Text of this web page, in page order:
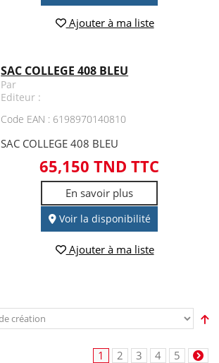
Ajouter à ma liste
SAC COLLEGE 408 BLEU
Par
Editeur :
Code EAN : 6198970140810
SAC COLLEGE 408 BLEU
65,150 TND TTC
En savoir plus
Voir la disponibilité
Ajouter à ma liste
1 2 3 4 5